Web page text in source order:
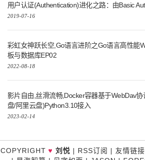
用户认证(Authentication)进化之路：由Basic
2019-07-16
彩虹女神跃长空,Go语言进阶之Go语言高性能
板与数据库EP02
2022-08-18
影片自由,丝滑流畅,Docker容器基于WebDav
盘/阿里云盘)Python3.10接入
2023-02-14
COPYRIGHT ♥ 刘悦 | RSS订阅 | 友情链接